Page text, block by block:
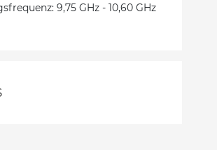
9,75 GHz - 10,60 GHz